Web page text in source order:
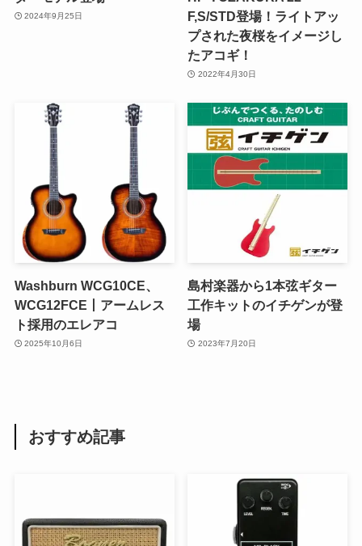
2024年9月25日
F,S/STD登場！ライトアッ
プされた夜桜をイメージし
たアコギ！
2022年4月30日
Washburn WCG10CE、
WCG12FCE丨アームレス
ト採用のエレアコ
2025年10月6日
島村楽器から1本弦ギター
工作キットのイチゲンが登
場
2023年7月20日
おすすめ記事